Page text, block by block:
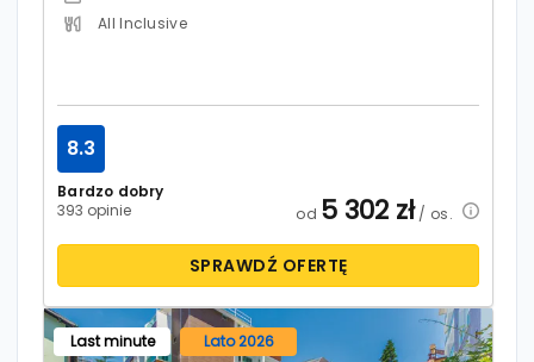
All Inclusive
Bardzo dobry
393 opinie
8.3
od 5 302 zł/ os.
SPRAWDŹ OFERTĘ
Last minute Lato 2026